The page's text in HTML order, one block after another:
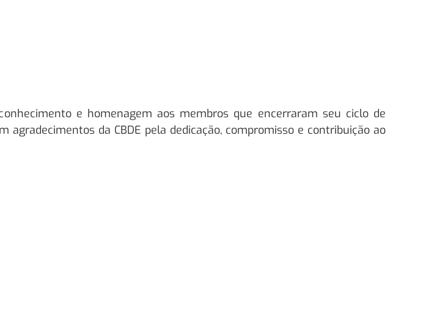
e homenagem aos membros que encerraram seu ciclo de
da CBDE pela dedicação, compromisso e contribuição ao